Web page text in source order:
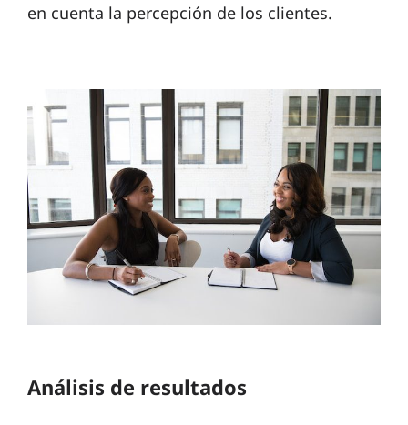
en cuenta la percepción de los clientes.
Análisis de resultados